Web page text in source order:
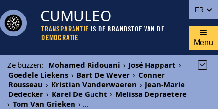
FR
CUMULEO
TRANSPARANTIE IS DE BRANDSTOF VAN DE
DEMOCRATIE
Menu
Ze buzzen: Mohamed Ridouani › José Happart ›
Goedele Liekens › Bart De Wever › Conner
Rousseau › Kristian Vanderwaeren › Jean-Marie
Dedecker › Karel De Gucht › Melissa Depraetere
› Tom Van Grieken › ...